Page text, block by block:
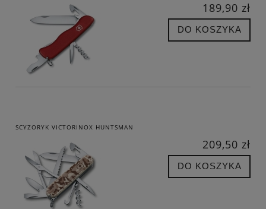
189,90 zł
DO KOSZYKA
SCYZORYK VICTORINOX HUNTSMAN
209,50 zł
DO KOSZYKA